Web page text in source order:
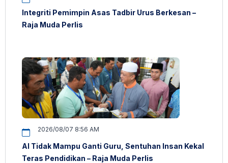
Integriti Pemimpin Asas Tadbir Urus Berkesan –
Raja Muda Perlis
2026/08/07 8:56 AM
AI Tidak Mampu Ganti Guru, Sentuhan Insan Kekal
Teras Pendidikan – Raja Muda Perlis